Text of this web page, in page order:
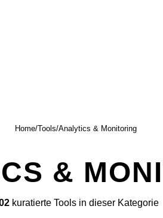
Home/Tools/Analytics & Monitoring
&
kuratierte Tools in dieser Kategorie